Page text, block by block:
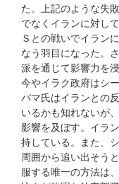
た。上記のような失
でなくイランに対し
Ｓとの戦いでイラン
なう羽目になった。
派を通じて影響力を
今やイラク政府はシ
バマ氏はイランとの
いるかも知れないが
影響を及ぼす。イラ
持している。また、
周囲から追い出そう
服する唯一の方法は